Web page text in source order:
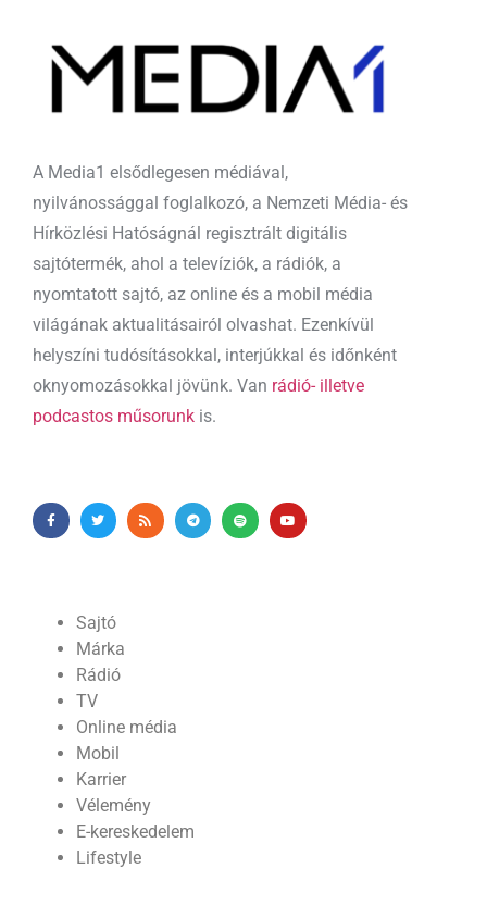
A Media1 elsődlegesen médiával,
nyilvánossággal foglalkozó, a Nemzeti Média- és
Hírközlési Hatóságnál regisztrált digitális
sajtótermék, ahol a televíziók, a rádiók, a
nyomtatott sajtó, az online és a mobil média
világának aktualitásairól olvashat. Ezenkívül
helyszíni tudósításokkal, interjúkkal és időnként
oknyomozásokkal jövünk. Van rádió- illetve
podcastos műsorunk is.
Sajtó
Márka
Rádió
TV
Online média
Mobil
Karrier
Vélemény
E-kereskedelem
Lifestyle